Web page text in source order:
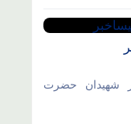
شهیدان حضرت